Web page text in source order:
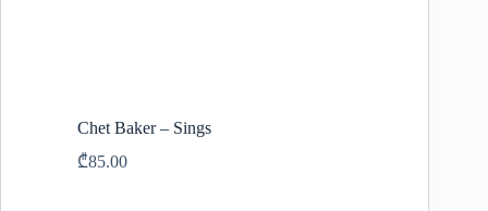
Chet Baker – Sings
₾85.00